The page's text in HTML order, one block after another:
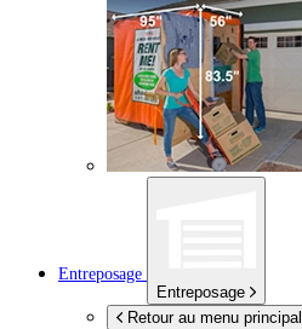
Entreposage
Entreposage
Retour au menu principal